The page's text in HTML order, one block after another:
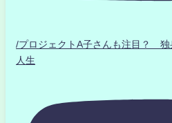
/プロジェクトA子さんも注目？ 独
人生